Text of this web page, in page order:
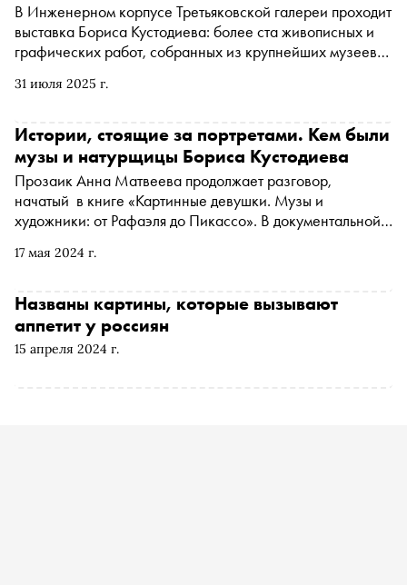
31 июля 2025 г.
В Инженерном корпусе Третьяковской галереи проходит
выставка Бориса Кустодиева: более ста живописных и
графических работ, собранных из крупнейших музеев
картины, почему он использовал в качестве натурщицы
критиковали современники, нам рассказала
искусствовед Дарья Урядова, ведущий координатор
выставочных проектов Музея русского импрессионизма
и лектор проекта «Прямая речь»
17 мая 2024 г.
Истории, стоящие за портретами. Кем были
музы и натурщицы Бориса Кустодиева
Прозаик Анна Матвеева продолжает разговор,
начатый в книге «Картинные девушки. Музы и
художники: от Рафаэля до Пикассо». В документальной
Веласкеса до Анатолия Зверева» — десять эссе о
Шубиной». «Сноб» публикует отрывок из главы,
посвященный Борису Кустодиеву
15 апреля 2024 г.
Названы картины, которые вызывают
аппетит у россиян